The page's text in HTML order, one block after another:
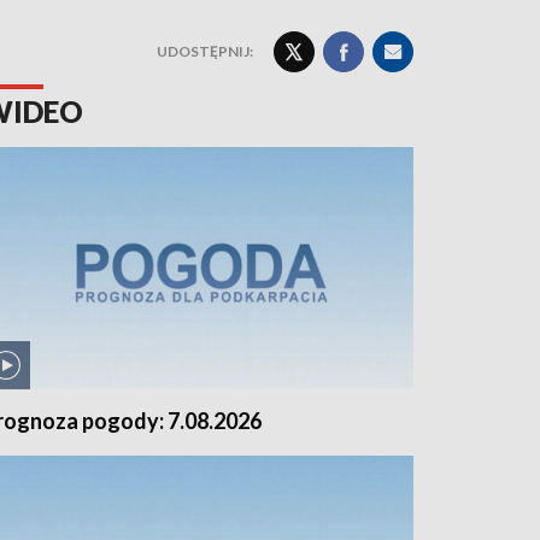
UDOSTĘPNIJ:
pogody: 7.08.2026